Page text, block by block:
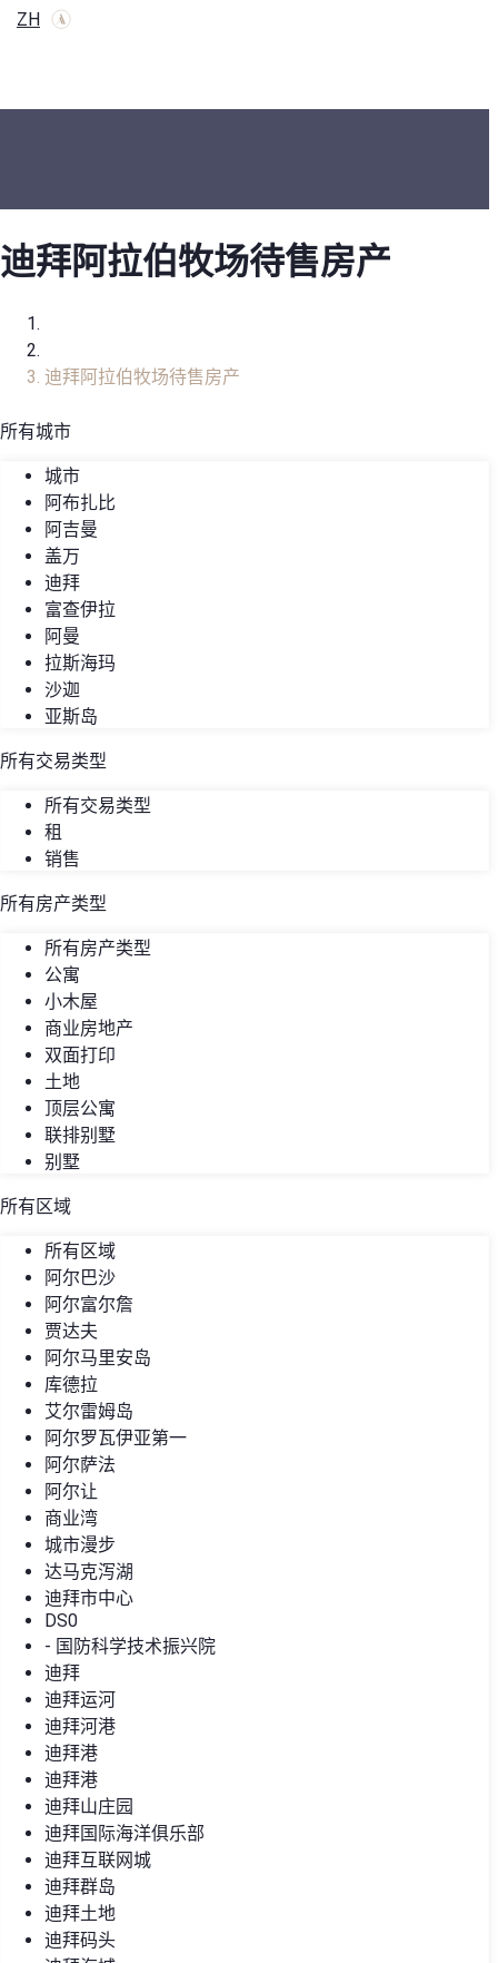
ZH
迪拜阿拉伯牧场待售房产
迪拜阿拉伯牧场待售房产
所有城市
城市
阿布扎比
阿吉曼
盖万
迪拜
富查伊拉
阿曼
拉斯海玛
沙迦
亚斯岛
所有交易类型
所有交易类型
租
销售
所有房产类型
所有房产类型
公寓
小木屋
商业房地产
双面打印
土地
顶层公寓
联排别墅
别墅
所有区域
所有区域
阿尔巴沙
阿尔富尔詹
贾达夫
阿尔马里安岛
库德拉
艾尔雷姆岛
阿尔罗瓦伊亚第一
阿尔萨法
阿尔让
商业湾
城市漫步
达马克泻湖
迪拜市中心
DS0
- 国防科学技术振兴院
迪拜
迪拜运河
迪拜河港
迪拜港
迪拜港
迪拜山庄园
迪拜国际海洋俱乐部
迪拜互联网城
迪拜群岛
迪拜土地
迪拜码头